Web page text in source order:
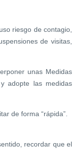
riesgo de contagio,
de visitas,
unas Medidas
adopte las medidas
de forma “rápida”.
recordar que el